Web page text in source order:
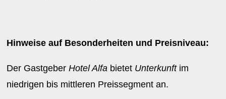
Hinweise auf Besonderheiten und Preisniveau:
Der GastgeberHotel Alfa bietet Unterkunftim
niedrigen bis mittleren Preissegment an.